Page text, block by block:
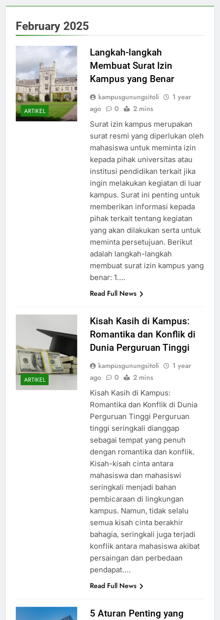
February 2025
ARTIKEL
Langkah-langkah
Membuat Surat Izin
Kampus yang Benar
kampusgunungsitoli
1 year
ago
0 2 mins
Surat izin kampus merupakan
surat resmi yang diperlukan oleh
mahasiswa untuk meminta izin
kepada pihak universitas atau
institusi pendidikan terkait jika
ingin melakukan kegiatan di luar
kampus. Surat ini penting untuk
memberikan informasi kepada
pihak terkait tentang kegiatan
yang akan dilakukan serta untuk
meminta persetujuan. Berikut
adalah langkah-langkah
membuat surat izin kampus yang
benar: 1….
Read Full News
ARTIKEL
Kisah Kasih di Kampus:
Romantika dan Konflik di
Dunia Perguruan Tinggi
kampusgunungsitoli
1 year
ago
0 2 mins
Kisah Kasih di Kampus:
Romantika dan Konflik di Dunia
Perguruan Tinggi Perguruan
tinggi seringkali dianggap
sebagai tempat yang penuh
dengan romantika dan konflik.
Kisah-kisah cinta antara
mahasiswa dan mahasiswi
seringkali menjadi bahan
pembicaraan di lingkungan
kampus. Namun, tidak selalu
semua kisah cinta berakhir
bahagia, seringkali juga terjadi
konflik antara mahasiswa akibat
persaingan dan perbedaan
pendapat….
Read Full News
5 Aturan Penting yang